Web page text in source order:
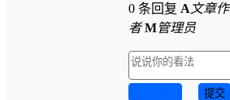
0 条回复 A 文章作
者 M管理员
提交